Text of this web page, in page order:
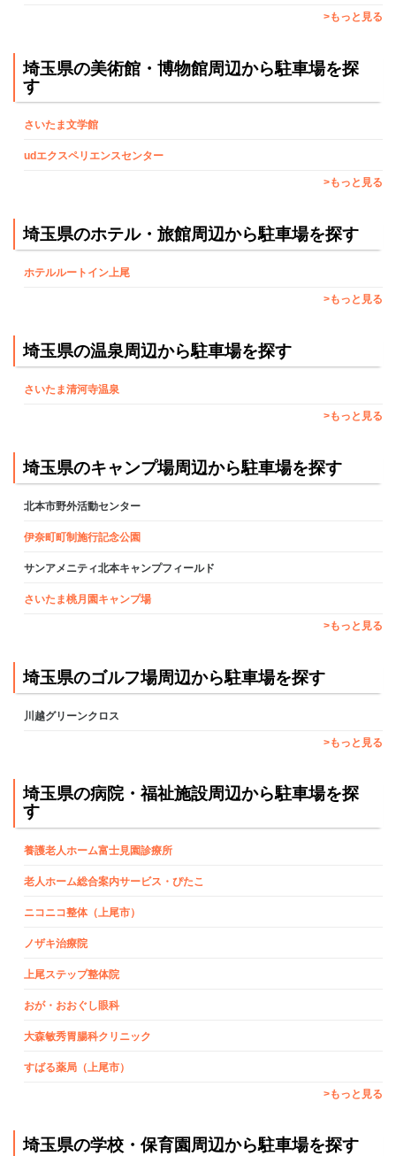
>もっと見る
埼玉県の美術館・博物館周辺から駐車場を探
す
さいたま文学館
udエクスペリエンスセンター
>もっと見る
埼玉県のホテル・旅館周辺から駐車場を探す
ホテルルートイン上尾
>もっと見る
埼玉県の温泉周辺から駐車場を探す
さいたま清河寺温泉
>もっと見る
埼玉県のキャンプ場周辺から駐車場を探す
北本市野外活動センター
伊奈町町制施行記念公園
サンアメニティ北本キャンプフィールド
さいたま桃月園キャンプ場
>もっと見る
埼玉県のゴルフ場周辺から駐車場を探す
川越グリーンクロス
>もっと見る
埼玉県の病院・福祉施設周辺から駐車場を探
す
養護老人ホーム富士見園診療所
老人ホーム総合案内サービス・ぴたこ
ニコニコ整体（上尾市）
ノザキ治療院
上尾ステップ整体院
おが・おおぐし眼科
大森敏秀胃腸科クリニック
すばる薬局（上尾市）
>もっと見る
埼玉県の学校・保育園周辺から駐車場を探す